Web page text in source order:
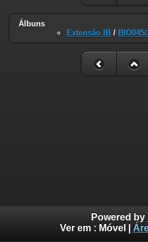
Álbuns
Extensão IB /
Powered by
Ver em : Móvel